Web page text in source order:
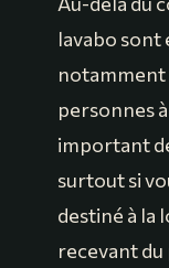
lavabo sont
notamment
personnes
important
surtout si
destiné à la
recevant du